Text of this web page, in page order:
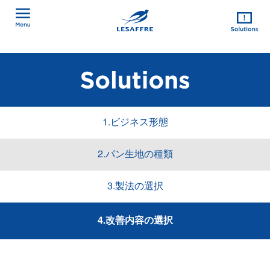
1.ビジネス形態
2.パン生地の種類
3.製法の選択
4.改善内容の選択